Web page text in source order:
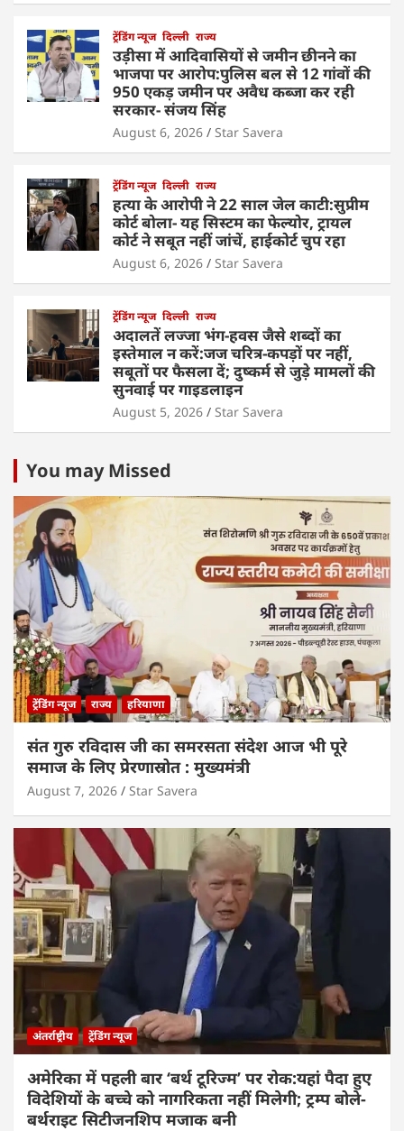
ट्रेंडिंग न्यूज दिल्ली राज्य
उड़ीसा में आदिवासियों से जमीन छीनने का
भाजपा पर आरोप:पुलिस बल से 12 गांवों की
950 एकड़ जमीन पर अवैध कब्जा कर रही
सरकार- संजय सिंह
August 6, 2026 Star Savera
ट्रेंडिंग न्यूज दिल्ली राज्य
हत्या के आरोपी ने 22 साल जेल काटी:सुप्रीम
कोर्ट बोला- यह सिस्टम का फेल्योर, ट्रायल
कोर्ट ने सबूत नहीं जांचें, हाईकोर्ट चुप रहा
August 6, 2026 Star Savera
ट्रेंडिंग न्यूज दिल्ली राज्य
अदालतें लज्जा भंग-हवस जैसे शब्दों का
इस्तेमाल न करें:जज चरित्र-कपड़ों पर नहीं,
सबूतों पर फैसला दें; दुष्कर्म से जुड़े मामलों की
सुनवाई पर गाइडलाइन
August 5, 2026 Star Savera
You may Missed
ट्रेंडिंग न्यूज राज्य हरियाणा
संत गुरु रविदास जी का समरसता संदेश आज भी पूरे
समाज के लिए प्रेरणास्रोत : मुख्यमंत्री
August 7, 2026 Star Savera
अंतर्राष्ट्रीय ट्रेंडिंग न्यूज
अमेरिका में पहली बार ‘बर्थ टूरिज्म’ पर रोक:यहां पैदा हुए
विदेशियों के बच्चे को नागरिकता नहीं मिलेगी; ट्रम्प बोले-
बर्थराइट सिटीजनशिप मजाक बनी